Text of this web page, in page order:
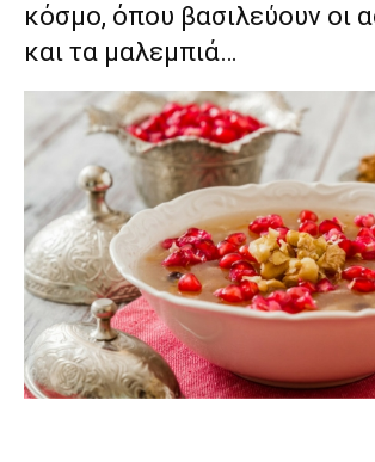
κόσμο, όπου βασιλεύουν οι
και τα μαλεμπιά…